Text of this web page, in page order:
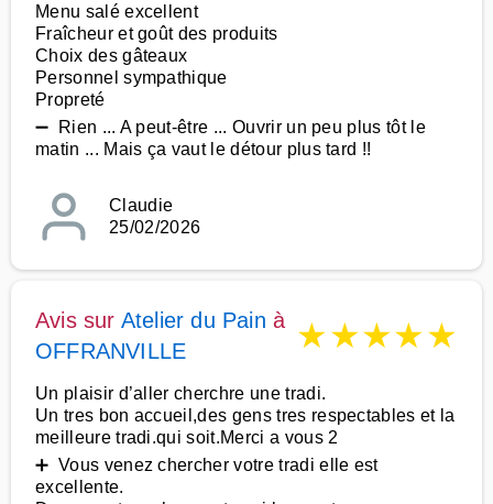
Menu salé excellent
Fraîcheur et goût des produits
Choix des gâteaux
Personnel sympathique
Propreté
➖ Rien ... A peut-être ... Ouvrir un peu plus tôt le
matin ... Mais ça vaut le détour plus tard !!
Claudie
25/02/2026
Avis sur Atelier du Pain à
OFFRANVILLE
★★★★★
Un plaisir d’aller cherchre une tradi.
Un tres bon accueil,des gens tres respectables et la
meilleure tradi.qui soit.Merci a vous 2
➕ Vous venez chercher votre tradi elle est
excellente.